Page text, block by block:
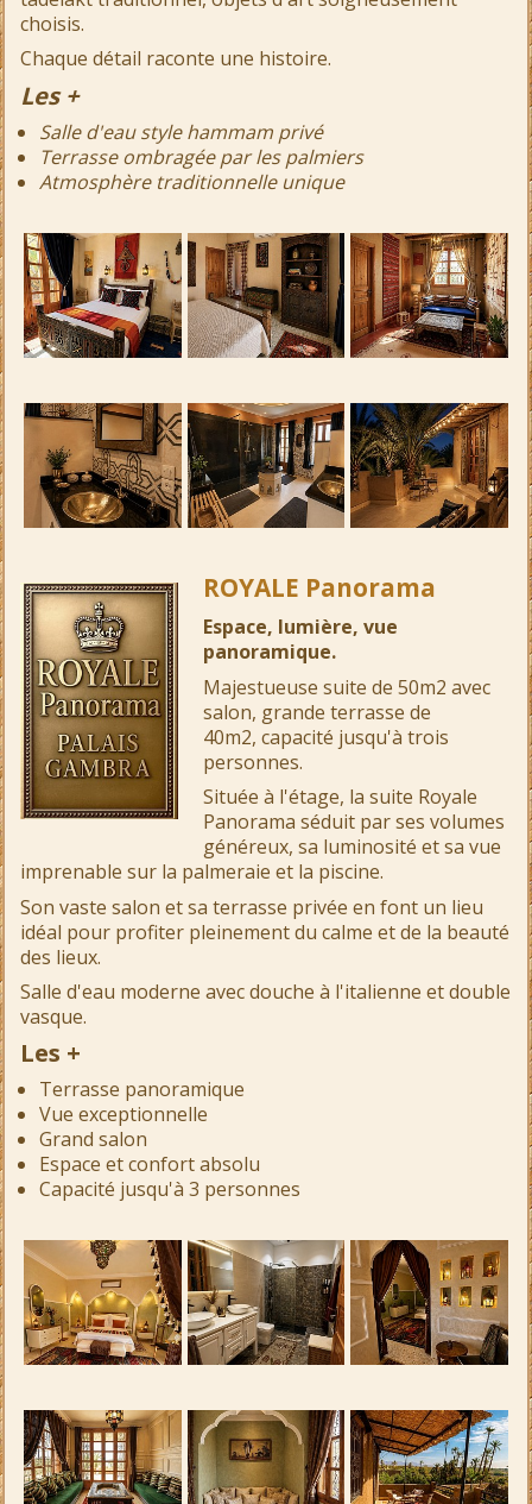
choisis.
Chaque détail raconte une histoire.
Les +
Salle d'eau style hammam privé
Terrasse ombragée par les palmiers
Atmosphère traditionnelle unique
ROYALE Panorama
Espace, lumière, vue
panoramique.
Majestueuse suite de 50m2 avec
salon, grande terrasse de
40m2, capacité jusqu'à trois
personnes.
Située à l'étage, la suite Royale
Panorama séduit par ses volumes
généreux, sa luminosité et sa vue
imprenable sur la palmeraie et la piscine.
Son vaste salon et sa terrasse privée en font un lieu
idéal pour profiter pleinement du calme et de la beauté
des lieux.
Salle d'eau moderne avec douche à l'italienne et double
vasque.
Les +
Terrasse panoramique
Vue exceptionnelle
Grand salon
Espace et confort absolu
Capacité jusqu'à 3 personnes